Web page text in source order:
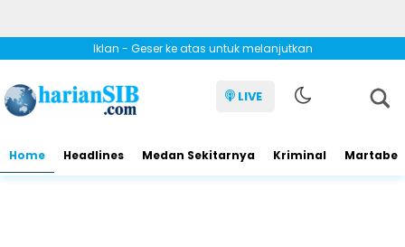
Iklan - Geser ke atas untuk melanjutkan
LIVE
Home Headlines Medan Sekitarnya Kriminal Martabe